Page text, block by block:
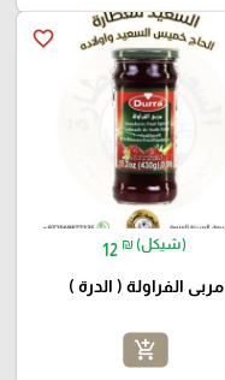
favorite_border
12 ₪ (شيكل)
مربى الفراولة ( الدرة )
add_shopping_cart